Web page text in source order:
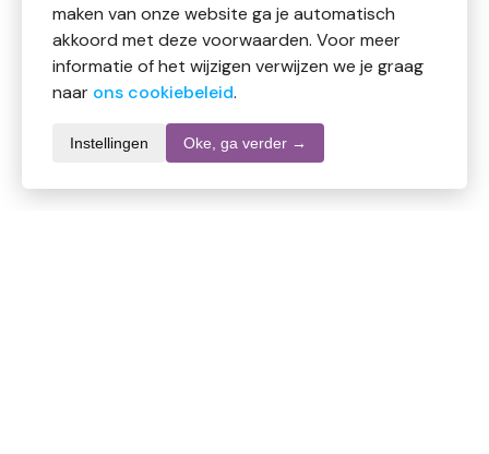
maken van onze website ga je automatisch
akkoord met deze voorwaarden. Voor meer
informatie of het wijzigen verwijzen we je graag
naar ons cookiebeleid.
Instellingen Oke, ga verder →